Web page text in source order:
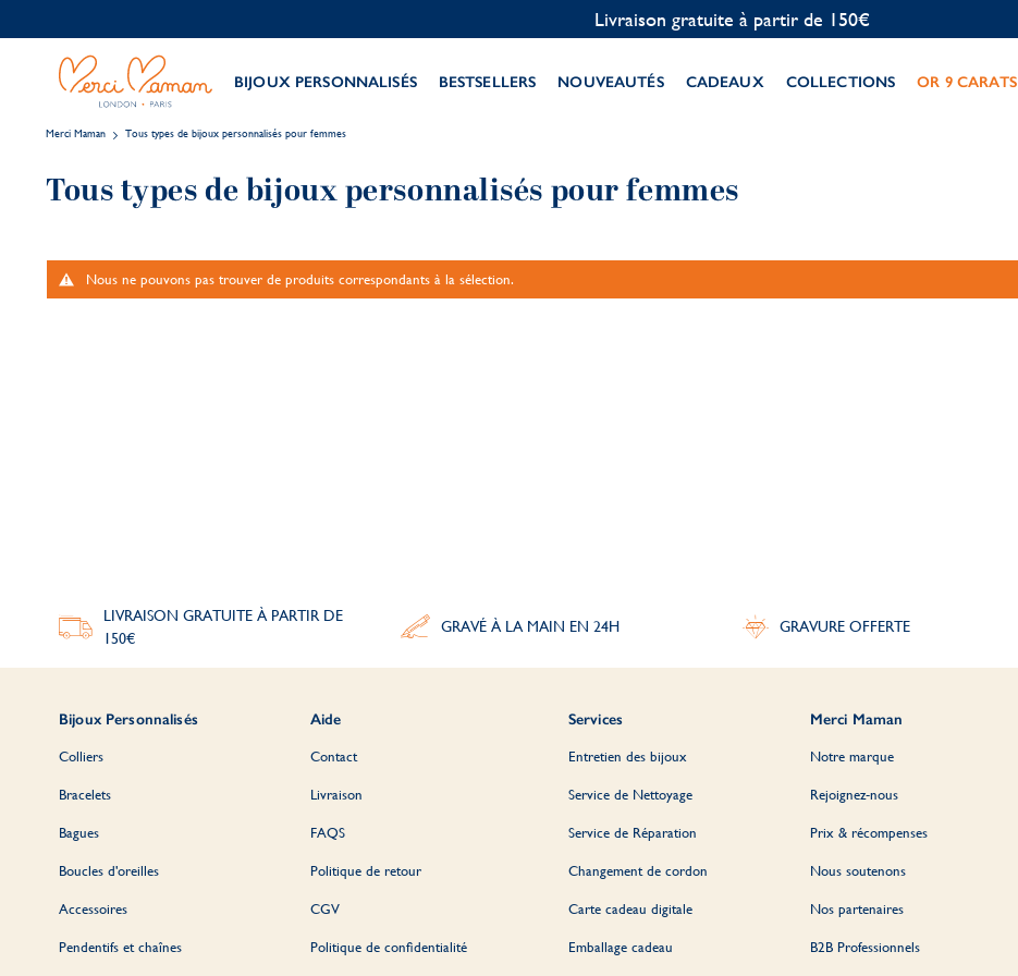
Livraison gratuite à partir de 150€
BIJOUX PERSONNALISÉS BESTSELLERS NOUVEAUTÉS CADEAUX COLLECTIONS OR 9 CARATS
Merci Maman Tous types de bijoux personnalisés pour femmes
Tous types de bijoux personnalisés pour femmes
Nous ne pouvons pas trouver de produits correspondants à la sélection.
LIVRAISON GRATUITE À PARTIR DE
150€
GRAVÉ À LA MAIN EN 24H GRAVURE OFFERTE
Bijoux Personnalisés
Colliers
Bracelets
Bagues
Boucles d'oreilles
Accessoires
Pendentifs et chaînes
Aide
Contact
Livraison
FAQS
Politique de retour
CGV
Politique de confidentialité
Services
Entretien des bijoux
Service de Nettoyage
Service de Réparation
Changement de cordon
Carte cadeau digitale
Emballage cadeau
Merci Maman
Notre marque
Rejoignez-nous
Prix & récompenses
Nous soutenons
Nos partenaires
B2B Professionnels